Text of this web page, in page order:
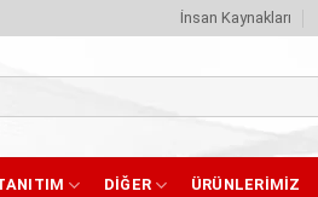
İnsan Kaynakları
DIĞER ÜRÜNLERIMIZ